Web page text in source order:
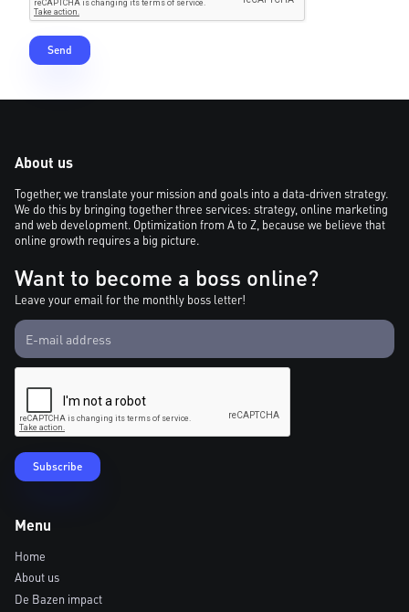
About us
Together, we translate your mission and goals into a data-driven strategy.
We do this by bringing together three services: strategy, online marketing
and web development. Optimization from A to Z, because we believe that
online growth requires a big picture.
Want to become a boss online?
Leave your email for the monthly boss letter!
Menu
Home
About us
De Bazen impact